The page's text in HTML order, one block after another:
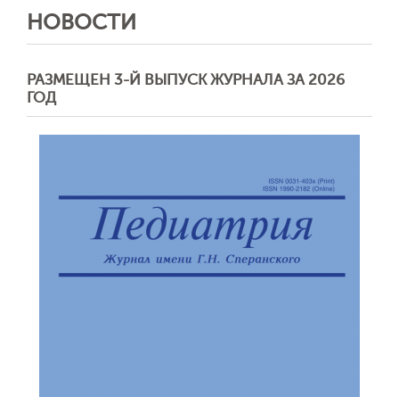
НОВОСТИ
РАЗМЕЩЕН 3-Й ВЫПУСК ЖУРНАЛА ЗА 2026
ГОД